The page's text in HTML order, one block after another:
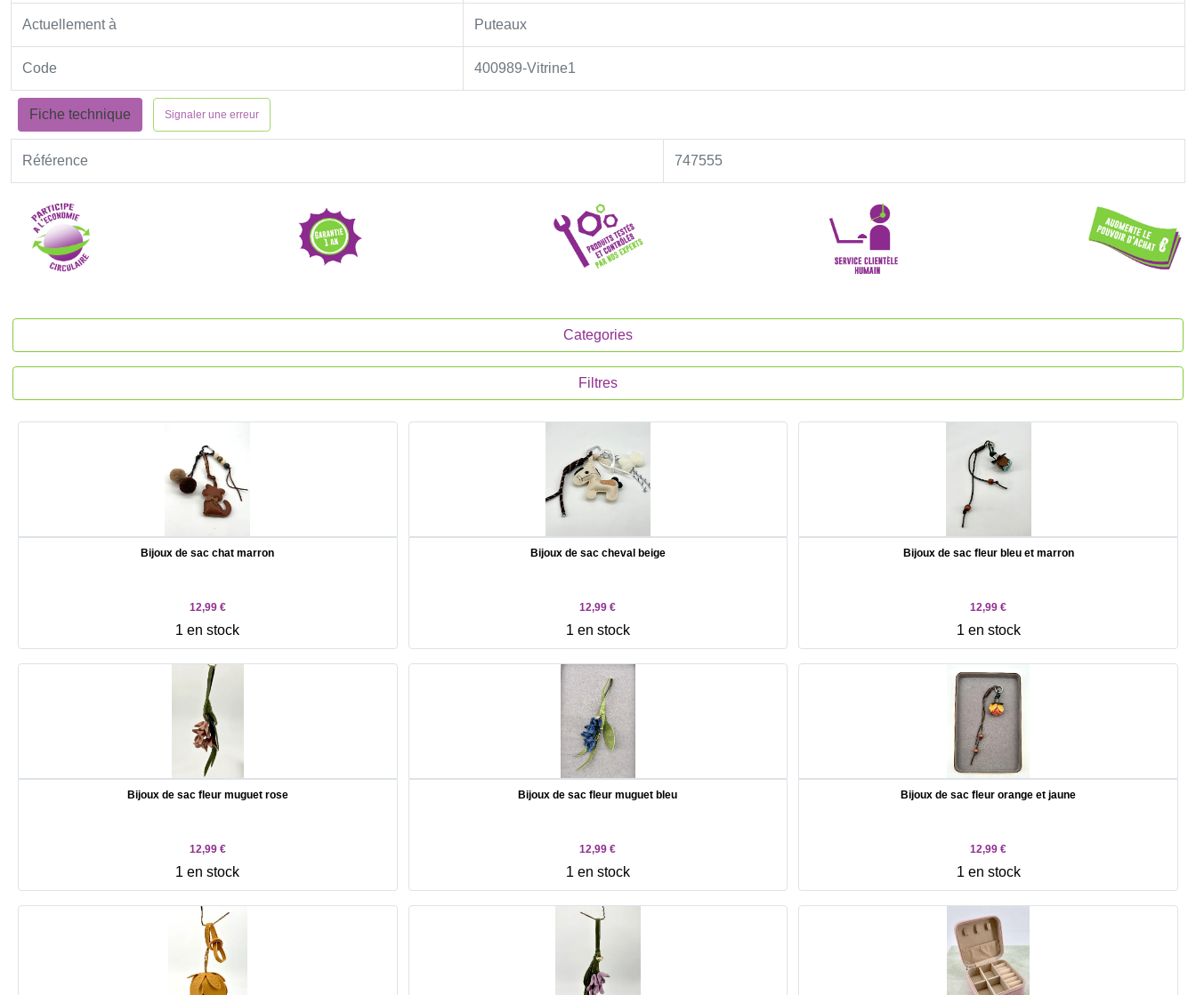
Actuellement à Puteaux
Code 400989-Vitrine1
Fiche technique Signaler une erreur
Référence 747555
Categories
Filtres
Bijoux de sac chat marron
12,99 €
1 en stock
Bijoux de sac cheval beige
12,99 €
1 en stock
Bijoux de sac fleur bleu et marron
12,99 €
1 en stock
Bijoux de sac fleur muguet rose
12,99 €
1 en stock
Bijoux de sac fleur muguet bleu
12,99 €
1 en stock
Bijoux de sac fleur orange et jaune
12,99 €
1 en stock